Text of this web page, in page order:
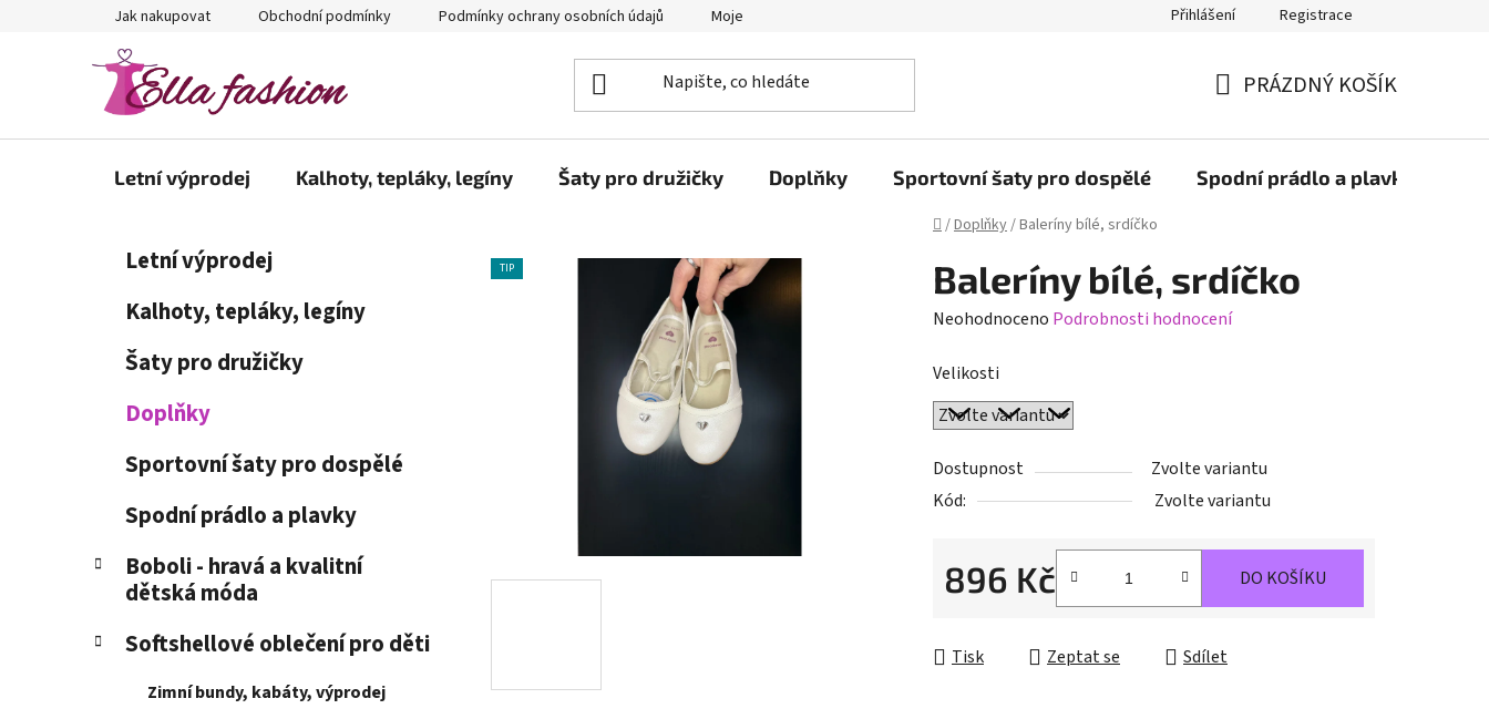
Jak nakupovat Obchodní podmínky Podmínky ochrany osobních údajů Moje objednávka Přihlášení Registrace
KOŠÍK
PRÁZDNÝ KOŠÍK
Letní výprodej Kalhoty, tepláky, legíny Šaty pro družičky Doplňky Sportovní šaty pro dospělé Spodní prádlo a plavky
Domů
/Doplňky/Baleríny bílé, srdíčko
n
Přeskočit
kategorie
Letní výprodej
Kalhoty, tepláky, legíny
Šaty pro družičky
Doplňky
Sportovní šaty pro dospělé
Spodní prádlo a plavky
Boboli - hravá a kvalitní
dětská móda
Softshellové oblečení pro děti
Zimní bundy, kabáty, výprodej
Baleríny bílé, srdíčko
Průměrné
produktu
je
0,0
z
5
Neohodnoceno Podrobnosti hodnocení
Velikosti
Dostupnost
Zvolte variantu
Kód:
Zvolte variantu
896 Kč DO KOŠÍKU
Tisk Zeptat se Sdílet
TIP